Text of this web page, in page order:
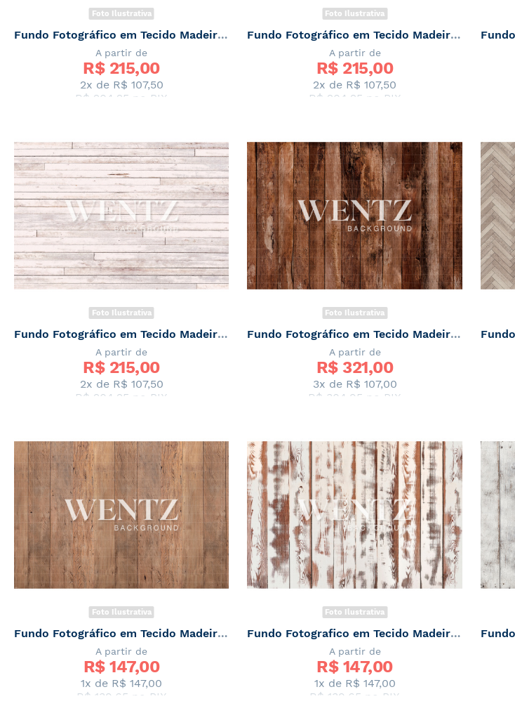
Foto Ilustrativa
Fundo Fotográfico em Tecido Madeira Escura / Backdrop 2345
A partir de
R$ 215,00
2x de R$ 107,50
R$ 204,25 no PIX
Foto Ilustrativa
Fundo Fotográfico em Tecido Madeira Tons de Marrom / Backdrop 2344
A partir de
R$ 215,00
2x de R$ 107,50
R$ 204,25 no PIX
Foto Ilustrativa
Fundo Fotográfico em Tecido Madeira Clara / Backdrop 2341
A partir de
R$ 215,00
2x de R$ 107,50
R$ 204,25 no PIX
Foto Ilustrativa
Fundo Fotográfico em Tecido Madeira Escura / Backdrop 2217
A partir de
R$ 321,00
3x de R$ 107,00
R$ 304,95 no PIX
Foto Ilustrativa
Fundo Fotográfico em Tecido Madeira de Demolição Newborn / Backdrop 2198
A partir de
R$ 147,00
1x de R$ 147,00
R$ 139,65 no PIX
Foto Ilustrativa
Fundo Fotografico em Tecido Madeira Branca e Marrom Newborn / Backdrop 2058
A partir de
R$ 147,00
1x de R$ 147,00
R$ 139,65 no PIX